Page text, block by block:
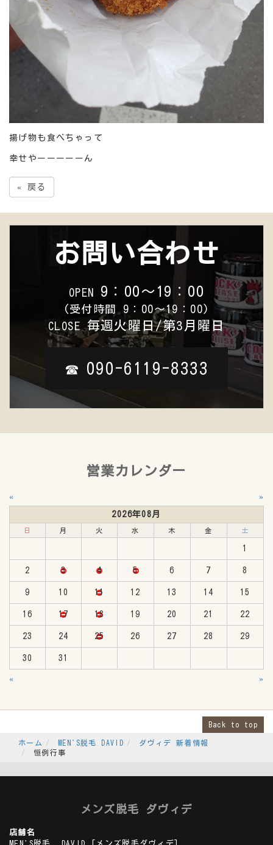
揚げ物も食べちゃって
幸せやーーーーーん
« 戻る
お問い合わせ
OPEN 9：00～19：00
(受付時間 9：00～19：00)
CLOSE毎週火曜日/第3月曜日
☎︎ 090-6119-8333
営業カレンダー
« »
2026年08月
日 月 火 水 木 金 土
1
2 3 4 5 6 7 8
9 10 11 12 13 14 15
16 17 18 19 20 21 22
23 24 25 26 27 28 29
30 31
« »
Back to top
ホーム MEN'S脱毛 DAVID
ダヴィデ 新着情報
恒例行事
メンズ脱毛 ダヴィデ
店舗名